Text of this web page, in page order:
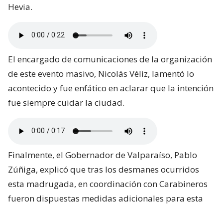
Hevia.
El encargado de comunicaciones de la organización
de este evento masivo, Nicolás Véliz, lamentó lo
acontecido y fue enfático en aclarar que la intención
fue siempre cuidar la ciudad.
Finalmente, el Gobernador de Valparaíso, Pablo
Zúñiga, explicó que tras los desmanes ocurridos
esta madrugada, en coordinación con Carabineros
fueron dispuestas medidas adicionales para esta